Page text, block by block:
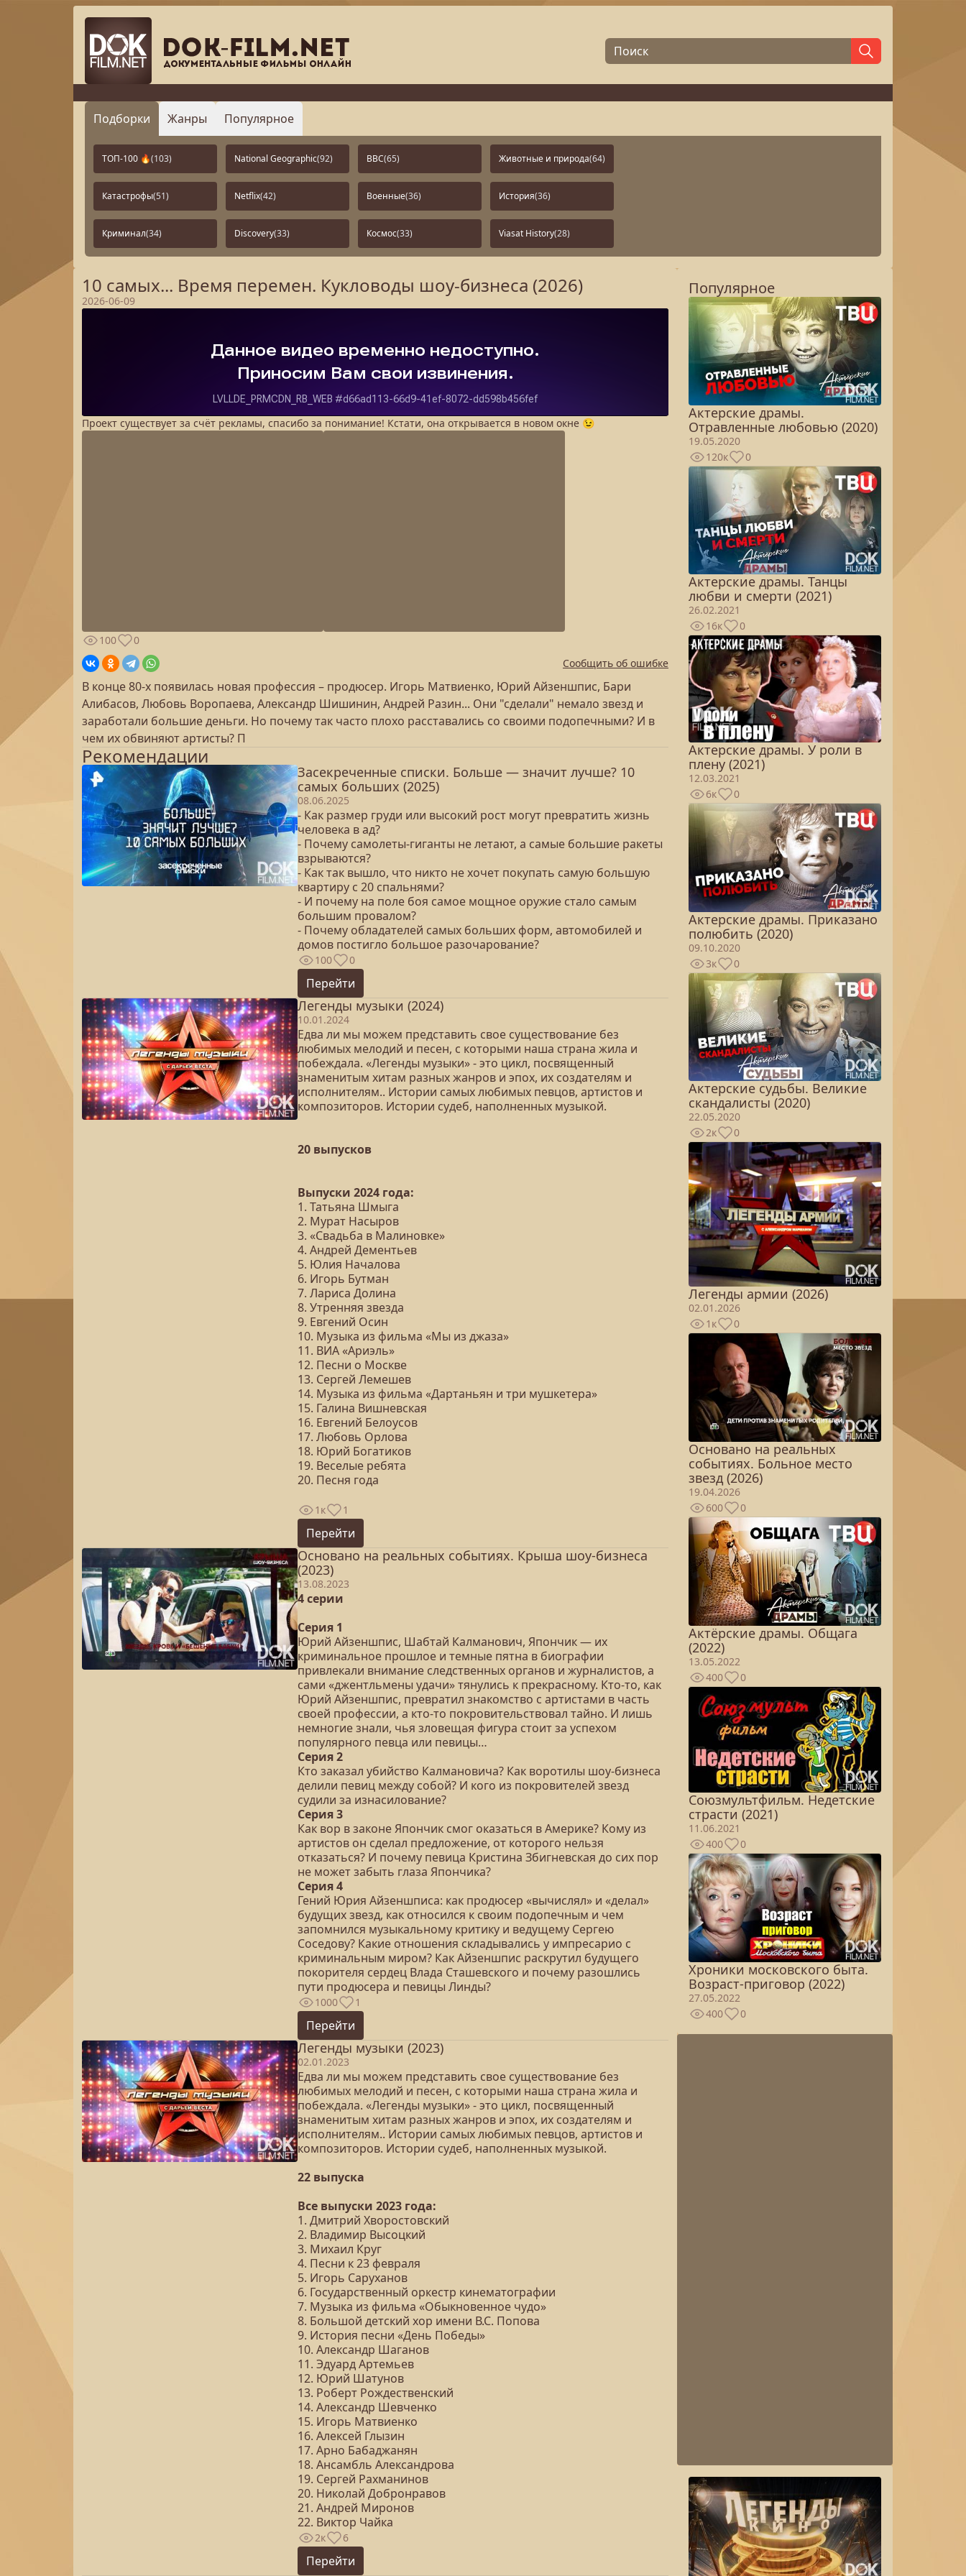
Подборки Жанры Популярное
ТОП-100 🔥(103) National Geographic(92) BBC(65) Животные и природа(64)
Катастрофы(51) Netflix(42) Военные(36) История(36)
Криминал(34) Discovery(33) Космос(33) Viasat History(28)
10 самых... Время перемен. Кукловоды шоу-бизнеса (2026)
2026-06-09
Проект существует за счёт рекламы, спасибо за понимание! Кстати, она открывается в новом окне 😉
100
0
Сообщить об ошибке
В конце 80-х появилась новая профессия – продюсер. Игорь Матвиенко, Юрий Айзеншпис, Бари
Алибасов, Любовь Воропаева, Александр Шишинин, Андрей Разин... Они "сделали" немало звезд и
заработали большие деньги. Но почему так часто плохо расставались со своими подопечными? И в
чем их обвиняют артисты? П
Рекомендации
Засекреченные списки. Больше — значит лучше? 10
самых больших (2025)
08.06.2025
- Как размер груди или высокий рост могут превратить жизнь
человека в ад?
- Почему самолеты-гиганты не летают, а самые большие ракеты
взрываются?
- Как так вышло, что никто не хочет покупать самую большую
квартиру с 20 спальнями?
- И почему на поле боя самое мощное оружие стало самым
большим провалом?
- Почему обладателей самых больших форм, автомобилей и
домов постигло большое разочарование?
100 0
Перейти
Легенды музыки (2024)
10.01.2024
Едва ли мы можем представить свое существование без
любимых мелодий и песен, с которыми наша страна жила и
побеждала. «Легенды музыки» - это цикл, посвященный
знаменитым хитам разных жанров и эпох, их создателям и
исполнителям.. Истории самых любимых певцов, артистов и
композиторов. Истории судеб, наполненных музыкой.
20 выпусков
Выпуски 2024 года:
1. Татьяна Шмыга
2. Мурат Насыров
3. «Свадьба в Малиновке»
4. Андрей Дементьев
5. Юлия Началова
6. Игорь Бутман
7. Лариса Долина
8. Утренняя звезда
9. Евгений Осин
10. Музыка из фильма «Мы из джаза»
11. ВИА «Ариэль»
12. Песни о Москве
13. Сергей Лемешев
14. Музыка из фильма «Дартаньян и три мушкетера»
15. Галина Вишневская
16. Евгений Белоусов
17. Любовь Орлова
18. Юрий Богатиков
19. Веселые ребята
20. Песня года
1к 1
Перейти
Основано на реальных событиях. Крыша шоу-бизнеса
(2023)
13.08.2023
4 серии
Серия 1
Юрий Айзеншпис, Шабтай Калманович, Япончик — их
криминальное прошлое и темные пятна в биографии
привлекали внимание следственных органов и журналистов, а
сами «джентльмены удачи» тянулись к прекрасному. Кто-то, как
Юрий Айзеншпис, превратил знакомство с артистами в часть
своей профессии, а кто-то покровительствовал тайно. И лишь
немногие знали, чья зловещая фигура стоит за успехом
популярного певца или певицы…
Серия 2
Кто заказал убийство Калмановича? Как воротилы шоу-бизнеса
делили певиц между собой? И кого из покровителей звезд
судили за изнасилование?
Серия 3
Как вор в законе Япончик смог оказаться в Америке? Кому из
артистов он сделал предложение, от которого нельзя
отказаться? И почему певица Кристина Збигневская до сих пор
не может забыть глаза Япончика?
Серия 4
Гений Юрия Айзеншписа: как продюсер «вычислял» и «делал»
будущих звезд, как относился к своим подопечным и чем
запомнился музыкальному критику и ведущему Сергею
Соседову? Какие отношения складывались у импресарио с
криминальным миром? Как Айзеншпис раскрутил будущего
покорителя сердец Влада Сташевского и почему разошлись
пути продюсера и певицы Линды?
1000 1
Перейти
Легенды музыки (2023)
02.01.2023
Едва ли мы можем представить свое существование без
любимых мелодий и песен, с которыми наша страна жила и
побеждала. «Легенды музыки» - это цикл, посвященный
знаменитым хитам разных жанров и эпох, их создателям и
исполнителям.. Истории самых любимых певцов, артистов и
композиторов. Истории судеб, наполненных музыкой.
22 выпуска
Все выпуски 2023 года:
1. Дмитрий Хворостовский
2. Владимир Высоцкий
3. Михаил Круг
4. Песни к 23 февраля
5. Игорь Саруханов
6. Государственный оркестр кинематографии
7. Музыка из фильма «Обыкновенное чудо»
8. Большой детский хор имени В.С. Попова
9. История песни «День Победы»
10. Александр Шаганов
11. Эдуард Артемьев
12. Юрий Шатунов
13. Роберт Рождественский
14. Александр Шевченко
15. Игорь Матвиенко
16. Алексей Глызин
17. Арно Бабаджанян
18. Ансамбль Александрова
19. Сергей Рахманинов
20. Николай Добронравов
21. Андрей Миронов
22. Виктор Чайка
2к 6
Перейти
Популярное
Актерские драмы.
Отравленные любовью (2020)
19.05.2020
120к
0
Актерские драмы. Танцы
любви и смерти (2021)
26.02.2021
16к
0
Актерские драмы. У роли в
плену (2021)
12.03.2021
6к
0
Актерские драмы. Приказано
полюбить (2020)
09.10.2020
3к
0
Актерские судьбы. Великие
скандалисты (2020)
22.05.2020
2к
0
Легенды армии (2026)
02.01.2026
1к
0
Основано на реальных
событиях. Больное место
звезд (2026)
19.04.2026
600
0
Актёрские драмы. Общага
(2022)
13.05.2022
400
0
Союзмультфильм. Недетские
страсти (2021)
11.06.2021
400
0
Хроники московского быта.
Возраст-приговор (2022)
27.05.2022
400
0